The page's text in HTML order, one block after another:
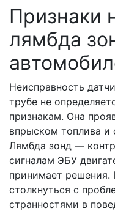
Признаки
лямбда
Неисправность
трубе не
признакам. Она
впрыском топлива и
Лямбда зонд —
сигналам ЭБУ
принимает
столкнуться с
странностями в